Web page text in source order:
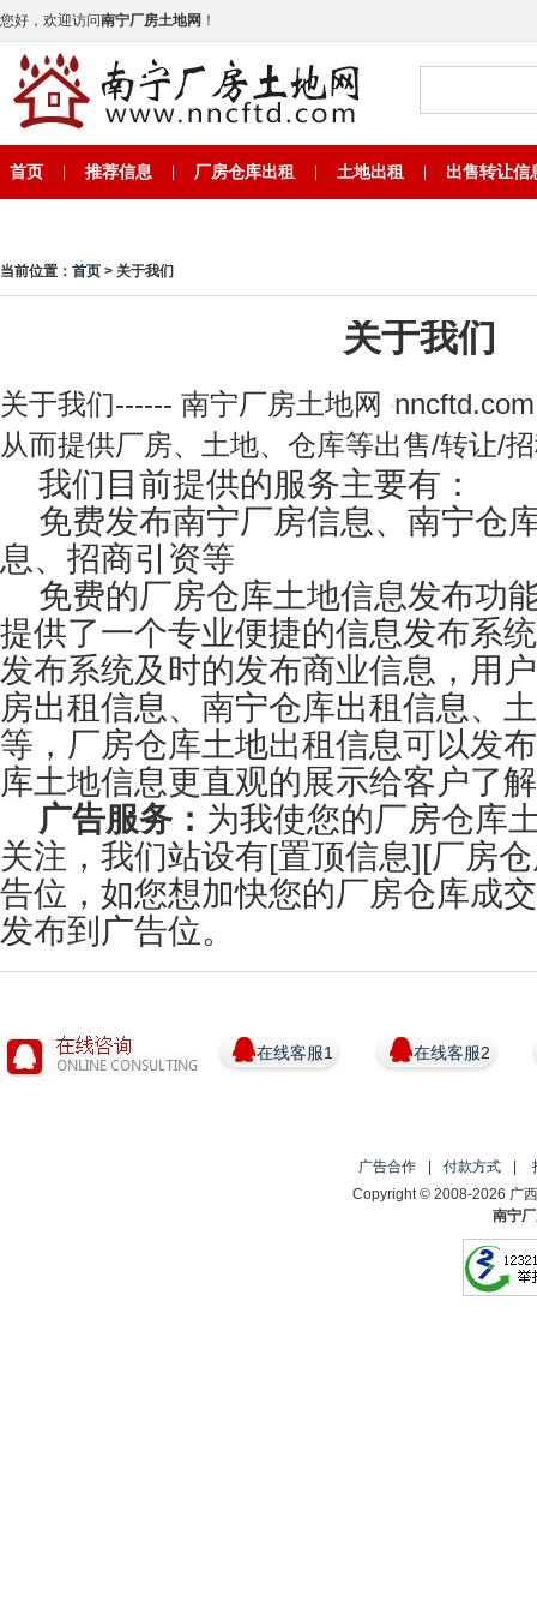
您好，欢迎访问南宁厂房土地网 ！
首页 推荐信息 厂房仓库出租 土地出租 出售转让信
当前位置： 首页 > 关于我们
关于我们
关于我们------ 南宁厂房土地网
从而提供厂房、土地、仓库等出售/转让/
我们目前提供的服务主要有：
免费发布南宁厂房信息、 南宁仓
息、招商引资等
免费的厂房仓库土地信息发布功
提供了一个专业便捷的信息发布系
发布系统及时的发布商业信息，用
房出租信息、 南宁仓库出租信息、
等 ，厂房仓库土地出租信息可以发
库土地信息更直观的展示给客户了
广告服务： 为我使您的厂房仓库
关注，我们站设有[置顶信息][厂房
告位，如您想加快您的厂房仓库成
发布到广告位。
在线客服1 在线客服2
广告合作 付款方式
Copyright © 2008-2026 广
南宁